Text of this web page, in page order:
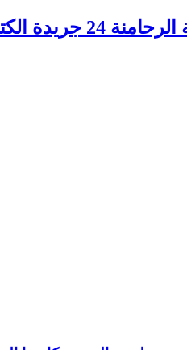
الرحامنة 24 جريدة الكترونية مغربية